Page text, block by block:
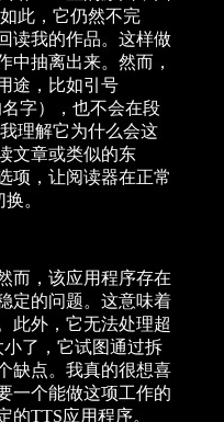
此，它仍然不完
读我的作品。这样做
中抽离出来。然而，
途，比如引号
字），也不会在段
理解它为什么会这
文章或类似的东
项，让阅读器在正常
。
而，该应用程序存在
定的问题。这意味着
此外，它无法处理超
了，它试图通过拆
缺点。我真的很想喜
一个能做这项工作的
的TTS应用程序。